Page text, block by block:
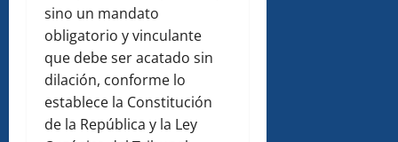
sino un mandato
obligatorio y vinculante
que debe ser acatado sin
dilación, conforme lo
establece la Constitución
de la República y la Ley